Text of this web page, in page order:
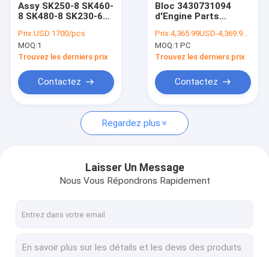
Nouvelles
Demandez une citation
Excavatrice Assembly
Pièces de pompe hydraulique d'excavatrice
Radiateur d'excavatrice
Assy SK250-8 SK460-
8 SK480-8 SK230-6E
SK245XD-10 de
moteur de
l'oscillation
Prix:USD 1700/pcs
MOQ:1
Trouvez les derniers prix
Contactez
Bloc 3430731094
d'Engine Parts
d'excavatrice pour
MITSUBISHI véritable
E320B S6K
Prix:4,365.99USD-4,369.99USD
MOQ:1 PC
Trouvez les derniers prix
Contactez
Regardez plus
Laisser Un Message
Nous Vous Répondrons Rapidement